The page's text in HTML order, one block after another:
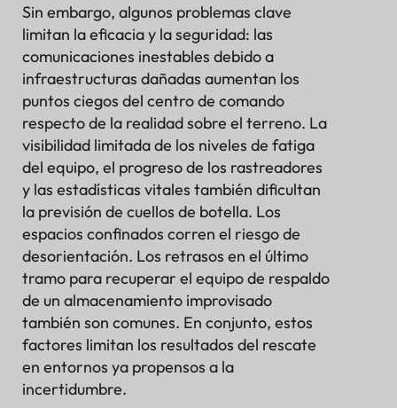
Contexto y metodología del estudio
Escenarios Operacionales Teóricos
Fuentes de datos teóricos y enfoque de análisis
Análisis y hallazgos
Análisis de datos de sensores sobre parámetros
como ubicaciones, movimiento y estado del usuario
Evaluación de la eficiencia de búsqueda para
diferentes tipos de terreno, niveles de gravedad de
lesiones, etc.
Evaluación de la eficacia de la coordinación grupal
a partir de patrones de movimiento
Análisis de los tiempos de inicio del rescate y de la
duración de las operaciones en el sitio
Recomendaciones y resultados
Desafíos y trabajo futuro
Conclusión
Sin embargo, algunos problemas clave
limitan la eficacia y la seguridad: las
comunicaciones inestables debido a
infraestructuras dañadas aumentan los
puntos ciegos del centro de comando
respecto de la realidad sobre el terreno. La
visibilidad limitada de los niveles de fatiga
del equipo, el progreso de los rastreadores
y las estadísticas vitales también dificultan
la previsión de cuellos de botella. Los
espacios confinados corren el riesgo de
desorientación. Los retrasos en el último
tramo para recuperar el equipo de respaldo
de un almacenamiento improvisado
también son comunes. En conjunto, estos
factores limitan los resultados del rescate
en entornos ya propensos a la
incertidumbre.